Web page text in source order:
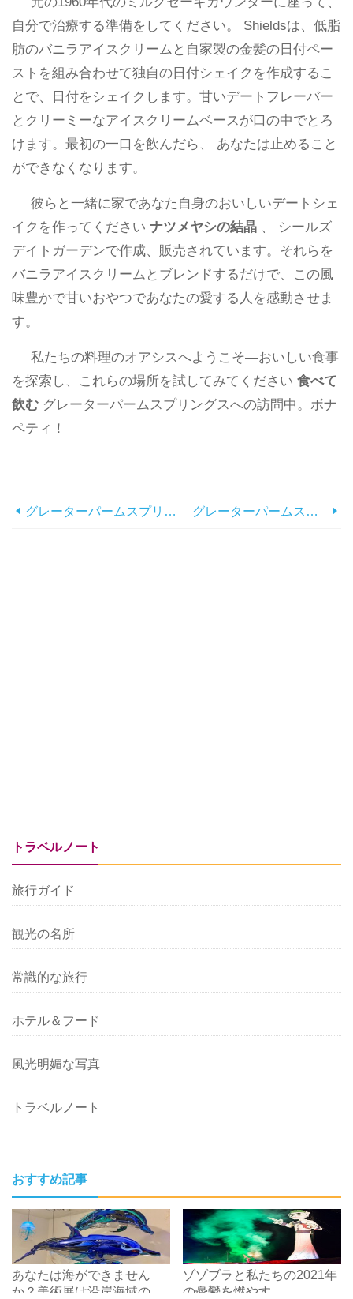
自分で治療する準備をしてください。 Shieldsは、低脂
肪のバニラアイスクリームと自家製の金髪の日付ペー
ストを組み合わせて独自の日付シェイクを作成するこ
とで、日付をシェイクします。甘いデートフレーバー
とクリーミーなアイスクリームベースが口の中でとろ
けます。最初の一口を飲んだら、 あなたは止めること
ができなくなります。
彼らと一緒に家であなた自身のおいしいデートシェ
イクを作ってください ナツメヤシの結晶 、 シールズ
デイトガーデンで作成、販売されています。それらを
バニラアイスクリームとブレンドするだけで、この風
味豊かで甘いおやつであなたの愛する人を感動させま
す。
私たちの料理のオアシスへようこそ—おいしい食事
を探索し、これらの場所を試してみてください 食べて
飲む グレーターパームスプリングスへの訪問中。ボナ
ペティ！
グレーターパームスプリングスでの楽しい家族体験 グレーターパームスプリングスの自然写真のトップスポット
トラベルノート
旅行ガイド
観光の名所
常識的な旅行
ホテル＆フード
風光明媚な写真
トラベルノート
おすすめ記事
あなたは海ができません
か？美術展は沿岸海域のプ
ゾゾブラと私たちの2021年
の憂鬱を燃やす